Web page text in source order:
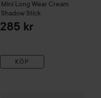
Mini Long Wear Cream
Shadow Stick
285 kr
KÖP